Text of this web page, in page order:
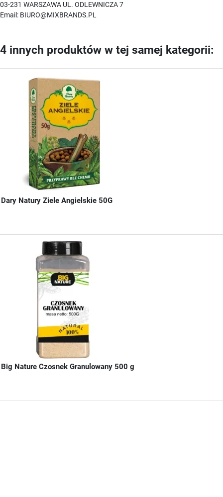
03-231 WARSZAWA UL. ODLEWNICZA 7
Email: BIURO@MIXBRANDS.PL
4 innych produktów w tej samej kategorii:
Dary Natury Ziele Angielskie 50G
Big Nature Czosnek Granulowany 500 g